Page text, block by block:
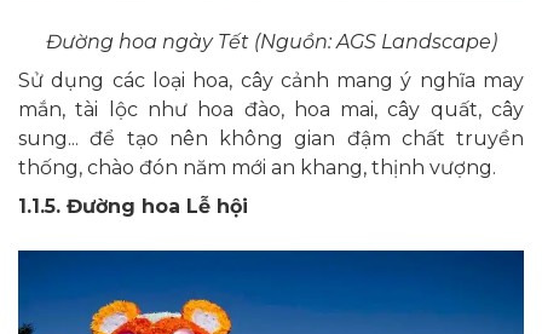
Đường hoa ngày Tết (Nguồn: AGS Landscape)
Sử dụng các loại hoa, cây cảnh mang ý nghĩa may
mắn, tài lộc như hoa đào, hoa mai, cây quất, cây
sung... để tạo nên không gian đậm chất truyền
thống, chào đón năm mới an khang, thịnh vượng.
1.1.5. Đường hoa Lễ hội